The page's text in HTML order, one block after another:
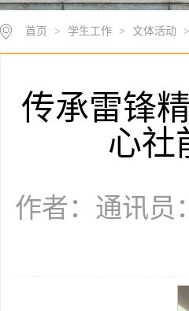
首页 > 学生工作 > 文体活动
传承雷锋
心社
作者：通讯员